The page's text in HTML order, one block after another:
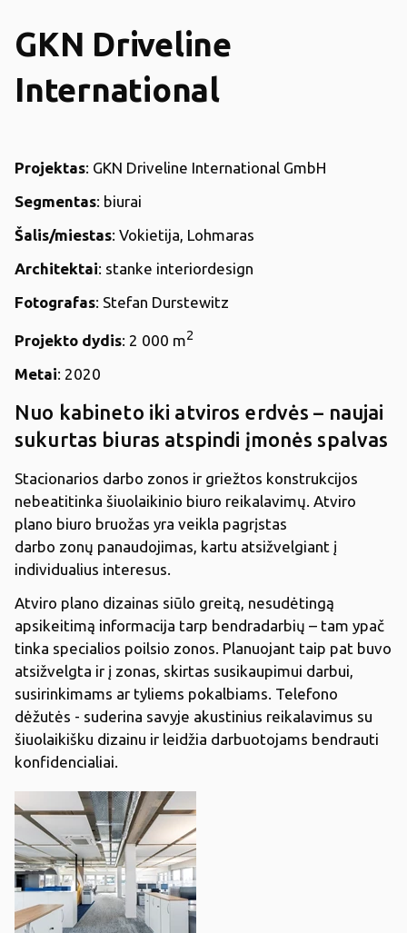
GKN Driveline
International
Projektas: GKN Driveline International GmbH
Segmentas: biurai
Šalis/miestas: Vokietija, Lohmaras
Architektai: stanke interiordesign
Fotografas: Stefan Durstewitz
Projekto dydis: 2 000 m2
Metai: 2020
Nuo kabineto iki atviros erdvės – naujai
sukurtas biuras atspindi įmonės spalvas
Stacionarios darbo zonos ir griežtos konstrukcijos
nebeatitinka šiuolaikinio biuro reikalavimų. Atviro
plano biuro bruožas yra veikla pagrįstas
darbo zonų panaudojimas, kartu atsižvelgiant į
individualius interesus.
Atviro plano dizainas siūlo greitą, nesudėtingą
apsikeitimą informacija tarp bendradarbių – tam ypač
tinka specialios poilsio zonos. Planuojant taip pat buvo
atsižvelgta ir į zonas, skirtas susikaupimui darbui,
susirinkimams ar tyliems pokalbiams. Telefono
dėžutės - suderina savyje akustinius reikalavimus su
šiuolaikišku dizainu ir leidžia darbuotojams bendrauti
konfidencialiai.